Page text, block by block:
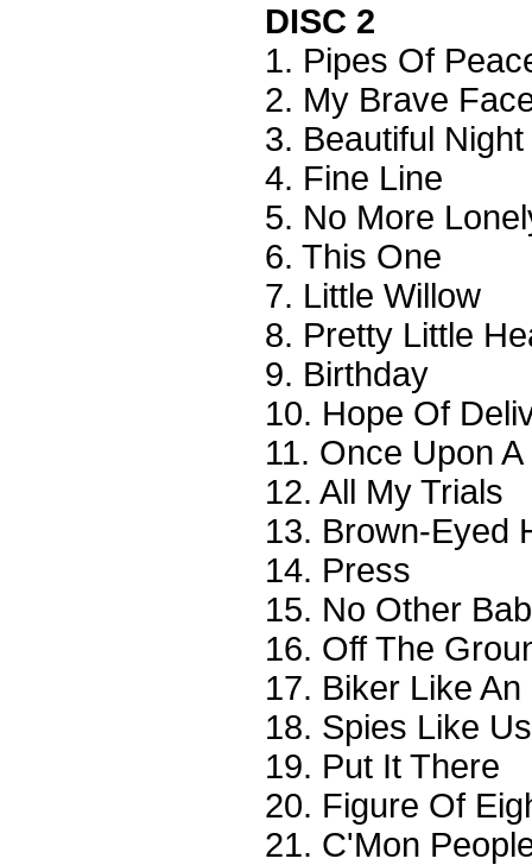
DISC 2
1. Pipes Of
2. My Brave
3. Beautiful Night
4. Fine Line
5. No More
6. This One
7. Little Willow
8. Pretty Little
9. Birthday
10. Hope Of
11. Once Upon
12. All My Trials
13. Brown-Eyed
14. Press
15. No Other
16. Off The
17. Biker Like An
18. Spies Like Us
19. Put It There
20. Figure Of
21. C'Mon